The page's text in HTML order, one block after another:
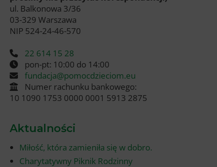
ul. Balkonowa 3/36
03-329 Warszawa
NIP 524-24-46-570
22 614 15 28
pon-pt: 10:00 do 14:00
fundacja@pomocdzieciom.eu
Numer rachunku bankowego:
10 1090 1753 0000 0001 5913 2875
Aktualności
Miłość, która zamieniła się w dobro.
Charytatywny Piknik Rodzinny